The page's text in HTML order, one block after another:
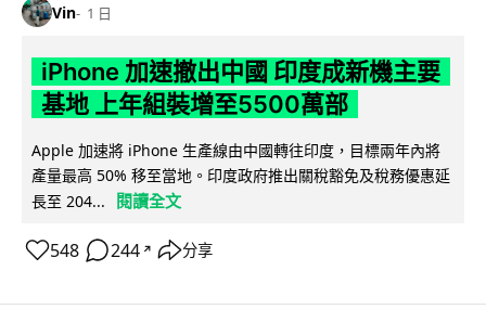
Vin 1 日
iPhone 加速撤出中國 印度成新機主要
基地 上年組裝增至5500萬部
Apple 加速將 iPhone 生產線由中國轉往印度，目標兩年內將
產量最高 50% 移至當地。印度政府推出關稅豁免及稅務優惠延
長至 204...
閱讀全文
548 244 ↗ 分享